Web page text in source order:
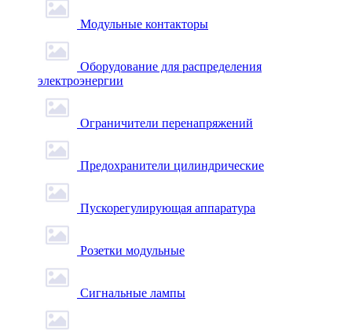
Модульные контакторы
Оборудование для распределения
электроэнергии
Ограничители перенапряжений
Предохранители цилиндрические
Пускорегулирующая аппаратура
Розетки модульные
Сигнальные лампы